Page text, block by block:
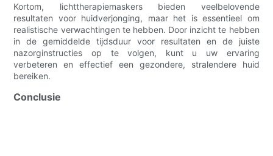
Kortom, lichttherapiemaskers bieden veelbelovende
resultaten voor huidverjonging, maar het is essentieel om
realistische verwachtingen te hebben. Door inzicht te hebben
in de gemiddelde tijdsduur voor resultaten en de juiste
nazorginstructies op te volgen, kunt u uw ervaring
verbeteren en effectief een gezondere, stralendere huid
bereiken.
Conclusie